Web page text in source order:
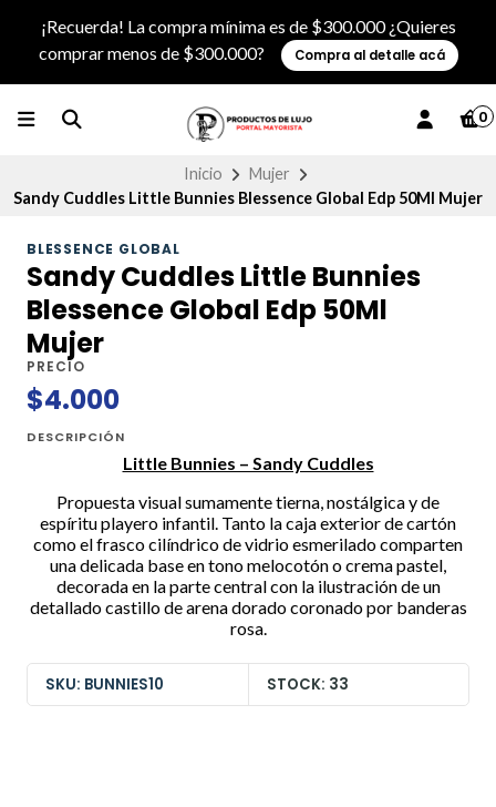
¡Recuerda! La compra mínima es de $300.000 ¿Quieres
comprar menos de $300.000?
Compra al detalle acá
0
Inicio
Mujer
Sandy Cuddles Little Bunnies Blessence Global Edp 50Ml Mujer
BLESSENCE GLOBAL
Sandy Cuddles Little Bunnies
Blessence Global Edp 50Ml
Mujer
PRECIO
$4.000
DESCRIPCIÓN
Little Bunnies – Sandy Cuddles
Propuesta visual sumamente tierna, nostálgica y de
espíritu playero infantil. Tanto la caja exterior de cartón
como el frasco cilíndrico de vidrio esmerilado comparten
una delicada base en tono melocotón o crema pastel,
decorada en la parte central con la ilustración de un
detallado castillo de arena dorado coronado por banderas
rosa.
SKU: BUNNIES10 STOCK: 33